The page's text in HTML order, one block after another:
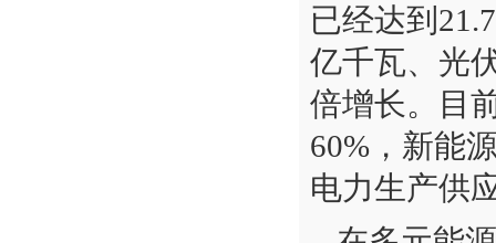
已经达到
亿千瓦、光
倍增长。目
60%，新能
电力生产供